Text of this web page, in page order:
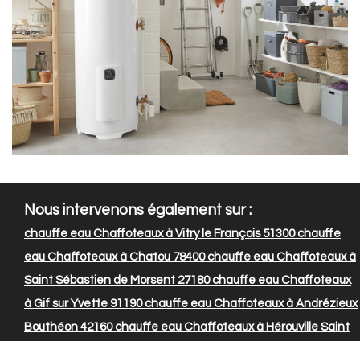
Nous intervenons également sur :
chauffe eau Chaffoteaux à Vitry le François 51300chauffe
eau Chaffoteaux à Chatou 78400chauffe eau Chaffoteaux à
Saint Sébastien de Morsent 27180chauffe eau Chaffoteaux
à Gif sur Yvette 91190chauffe eau Chaffoteaux à Andrézieux
Bouthéon 42160chauffe eau Chaffoteaux à Hérouville Saint